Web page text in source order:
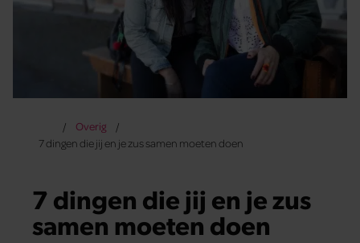
Overig
7 dingen die jij en je zus samen moeten doen
7 dingen die jij en je zus
samen moeten doen